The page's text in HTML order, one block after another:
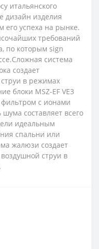
итальянского
дизайн изделия
его успеха на рынке.
требований
по которым sign
система
создает
в режимах
блоки MSZ-EF VE3
с ионами
составляет всего
идеальным
спальни или
жалюзи создает
струи в